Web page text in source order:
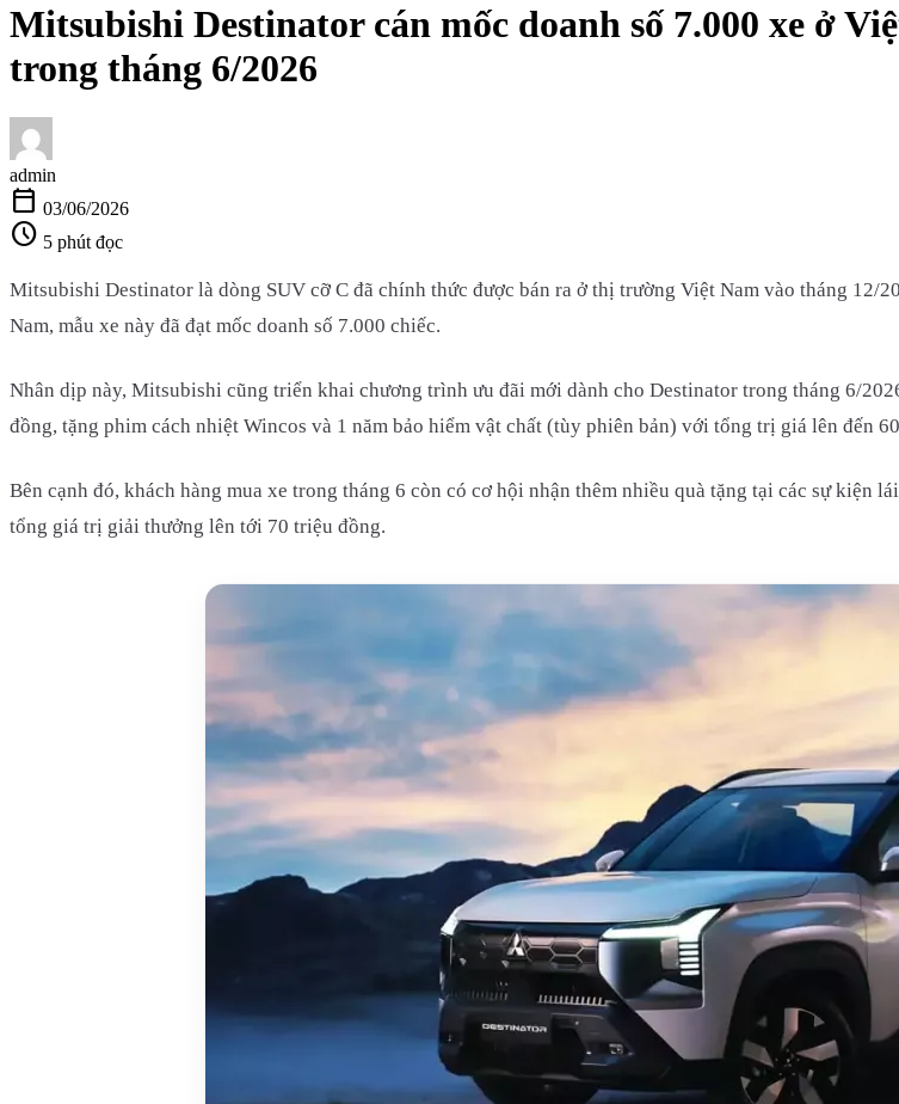
Mitsubishi Destinator cán mốc doanh số 7.000 xe ở
trong tháng 6/2026
admin
calendar_today 03/06/2026
schedule 5 phút đọc
Mitsubishi Destinator là dòng SUV cỡ C đã chính thức được bán ra ở thị trường Việt Nam vào tháng 12/
Nam, mẫu xe này đã đạt mốc doanh số 7.000 chiếc.
Nhân dịp này, Mitsubishi cũng triển khai chương trình ưu đãi mới dành cho Destinator trong tháng 6/
đồng, tặng phim cách nhiệt Wincos và 1 năm bảo hiểm vật chất (tùy phiên bản) với tổng trị giá lên đến
Bên cạnh đó, khách hàng mua xe trong tháng 6 còn có cơ hội nhận thêm nhiều quà tặng tại các sự
tổng giá trị giải thưởng lên tới 70 triệu đồng.